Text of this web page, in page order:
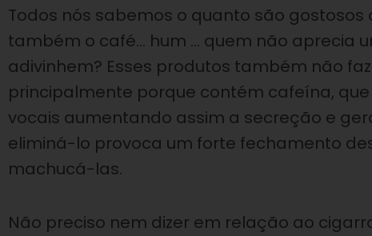
Todos nós sabemos o quanto são
também o café… hum … quem não aprecia
adivinhem? Esses produtos também não
principalmente porque contém cafeína,
vocais aumentando assim a secreção e
eliminá-lo provoca um forte fechamento
machucá-las.
Não preciso nem dizer em relação ao